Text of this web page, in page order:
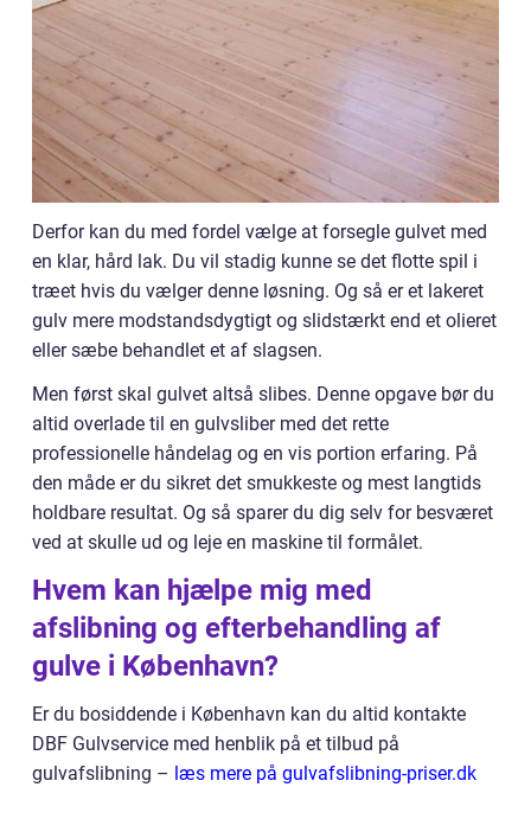
Derfor kan du med fordel vælge at forsegle gulvet med
en klar, hård lak. Du vil stadig kunne se det flotte spil i
træet hvis du vælger denne løsning. Og så er et lakeret
gulv mere modstandsdygtigt og slidstærkt end et olieret
eller sæbe behandlet et af slagsen.
Men først skal gulvet altså slibes. Denne opgave bør du
altid overlade til en gulvsliber med det rette
professionelle håndelag og en vis portion erfaring. På
den måde er du sikret det smukkeste og mest langtids
holdbare resultat. Og så sparer du dig selv for besværet
ved at skulle ud og leje en maskine til formålet.
Hvem kan hjælpe mig med
afslibning og efterbehandling af
gulve i København?
Er du bosiddende i København kan du altid kontakte
DBF Gulvservice med henblik på et tilbud på
gulvafslibning – læs mere på gulvafslibning-priser.dk